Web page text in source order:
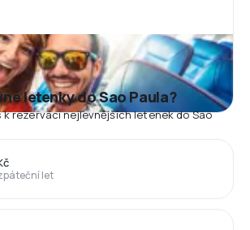
letenky do Sao Paula?
k rezervaci nejlevnějších letenek do Sao
let